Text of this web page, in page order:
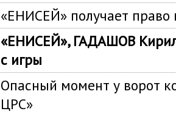
«ЕНИСЕЙ» получает
«ЕНИСЕЙ», ГАДАШОВ
с игры
Опасный момент у ворот
ЦРС»